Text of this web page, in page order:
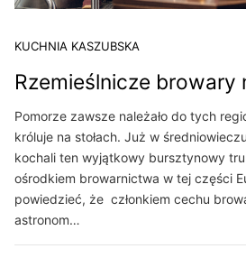
KUCHNIA KASZUBSKA
Rzemieślnicze browary
Pomorze zawsze należało do tych
króluje na stołach. Już w
kochali ten wyjątkowy bursztynowy
ośrodkiem browarnictwa w tej części
powiedzieć, że członkiem cechu
astronom…